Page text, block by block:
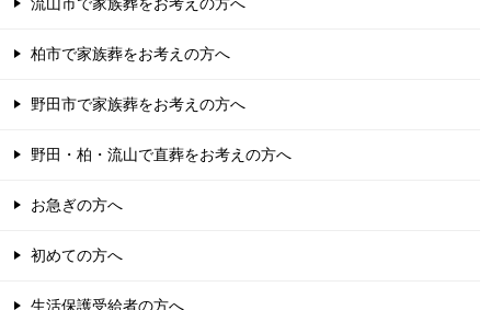
柏市で家族葬をお考えの方へ
野田市で家族葬をお考えの方へ
野田・柏・流山で直葬をお考えの方へ
お急ぎの方へ
初めての方へ
生活保護受給者の方へ